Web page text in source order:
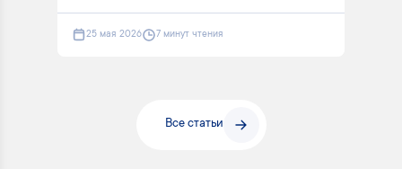
25 мая 2026 7 минут чтения
Все статьи